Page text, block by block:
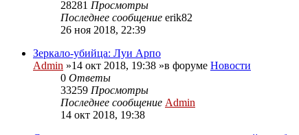
28281 Просмотры
Последнее сообщение erik82
26 ноя 2018, 22:39
Зеркало-убийца: Луи Арпо
Admin »14 окт 2018, 19:38 »в форуме Новости
0 Ответы
33259 Просмотры
Последнее сообщение Admin
14 окт 2018, 19:38